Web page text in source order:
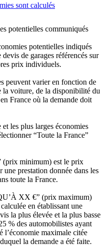
sont calculés
potentielles communiqués
potentielles indiqués
de garages référencés sur
prix individuels.
peuvent varier en fonction de
la voiture, de la disponibilité du
France où la demande doit
les plus larges économies
“Toute la France”
minimum) est le prix
prestation donnée dans les
toute la France.
XX €” (prix maximum)
en établissant une
la plus élevée et la plus basse
% des automobilistes ayant
l’économie maximale citée
la demande a été faite.